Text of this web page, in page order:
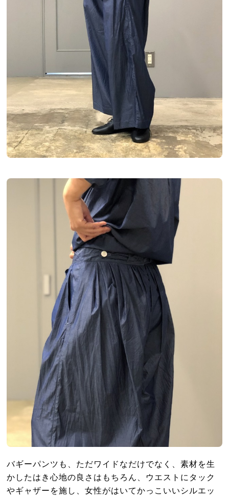
バギーパンツも、ただワイドなだけでなく、素材を生
かしたはき心地の良さはもちろん、ウエストにタック
やギャザーを施し、女性がはいてかっこいいシルエッ